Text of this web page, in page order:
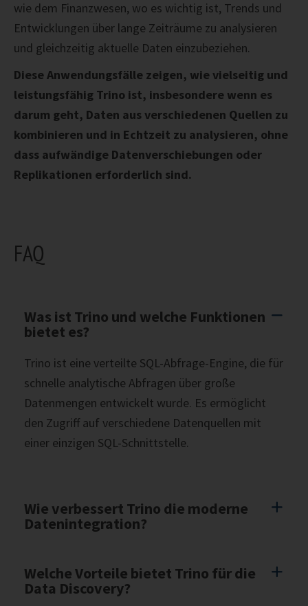
wie dem Finanzwesen, wo es wichtig ist, Trends und
Entwicklungen über lange Zeiträume zu analysieren
und gleichzeitig aktuelle Daten einzubeziehen.
Diese Anwendungsfälle zeigen, wie vielseitig und
leistungsfähig Trino ist, insbesondere wenn es
darum geht, Daten aus verschiedenen Quellen zu
kombinieren und in Echtzeit zu analysieren, ohne
dass aufwändige Datenverschiebungen oder
Replikationen erforderlich sind.
FAQ
Was ist Trino und welche Funktionen
bietet es?
Trino ist eine verteilte SQL-Abfrage-Engine, die für
schnelle analytische Abfragen über große
Datenmengen entwickelt wurde. Es ermöglicht
den Zugriff auf verschiedene Datenquellen mit
einer einzigen SQL-Schnittstelle.
Wie verbessert Trino die moderne
Datenintegration?
Welche Vorteile bietet Trino für die
Data Discovery?